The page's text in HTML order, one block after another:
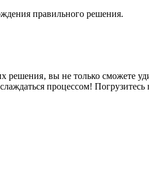
правильного решения.
решения‚ вы не только сможете
процессом!